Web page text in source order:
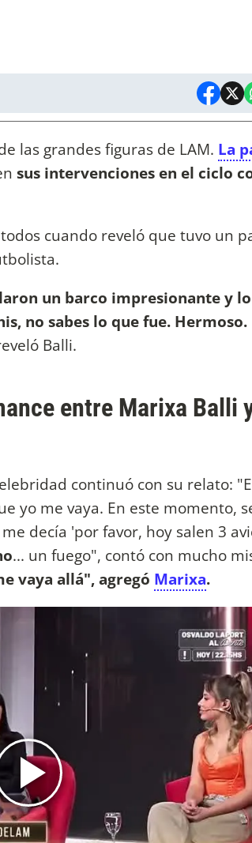
las grandes figuras de LAM. La
sus intervenciones en el ciclo
cuando reveló que tuvo un
un barco impresionante y
no sabes lo que fue. Hermoso.
Balli.
entre Marixa Balli
continuó con su relato:
yo me vaya. En este momento,
decía 'por favor, hoy salen 3
... un fuego", contó con mucho
vaya allá", agregó Marixa.